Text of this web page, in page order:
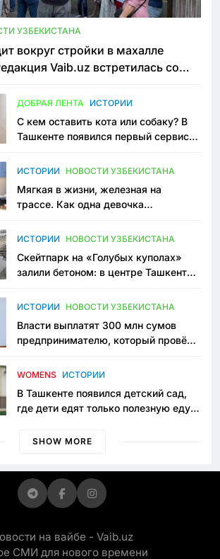
УЗБЕКИСТАНА
вокруг стройки в махалле
Vaib.uz встретилась со
ДОБРАЯ ЛЕНТА ИСТОРИИ
С кем оставить кота или собаку? В
Ташкенте появился первый сервис
ИСТОРИИ НОВОСТИ УЗБЕКИСТАНА
Мягкая в жизни, железная на
трассе. Как одна девочка
Узбекистане
ИСТОРИИ НОВОСТИ УЗБЕКИСТАНА
Скейтпарк на «Голубых куполах»
залили бетоном: в центре Ташкента
пространство
ИСТОРИИ НОВОСТИ УЗБЕКИСТАНА
Власти выплатят 300 млн сумов
предпринимателю, который провёл
приговору
WOMENS ИСТОРИИ
В Ташкенте появился детский сад,
где дети едят только полезную еду.
просить «кашу без сахара»
SHOW MORE
на вайбе - Vaib.uz
СМИ для нового времени